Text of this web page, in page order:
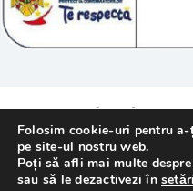
© 2011 – [year]
rezervate.
Folosim cookie-uri pentru
pe site-ul nostru web.
Poți să afli mai multe
sau să le dezactivezi în